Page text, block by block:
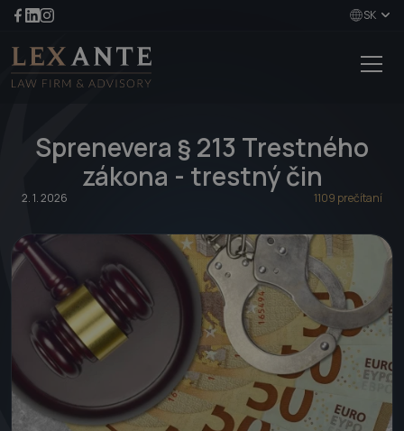
SK
Sprenevera § 213 Trestného
zákona - trestný čin
2. 1. 2026 1109 prečítaní